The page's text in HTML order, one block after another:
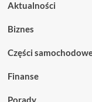
Aktualności
Biznes
Części
Finanse